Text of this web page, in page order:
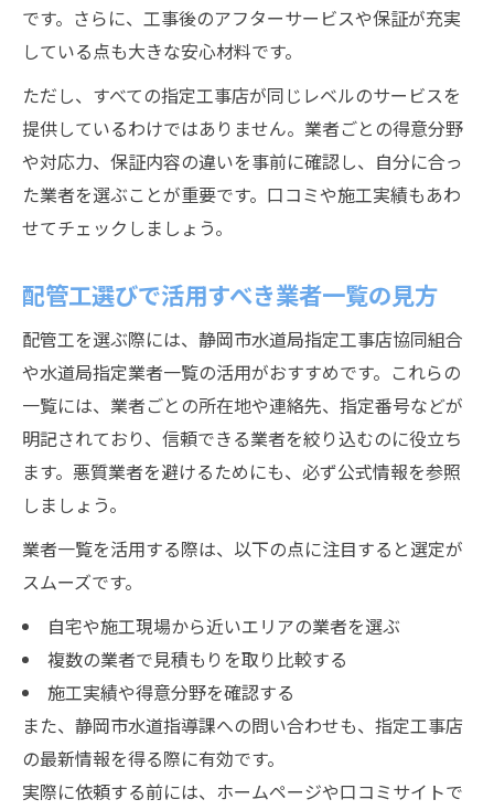
です。さらに、工事後のアフターサービスや保証が充実
している点も大きな安心材料です。
ただし、すべての指定工事店が同じレベルのサービスを
提供しているわけではありません。業者ごとの得意分野
や対応力、保証内容の違いを事前に確認し、自分に合っ
た業者を選ぶことが重要です。口コミや施工実績もあわ
せてチェックしましょう。
配管工選びで活用すべき業者一覧の見方
配管工を選ぶ際には、静岡市水道局指定工事店協同組合
や水道局指定業者一覧の活用がおすすめです。これらの
一覧には、業者ごとの所在地や連絡先、指定番号などが
明記されており、信頼できる業者を絞り込むのに役立ち
ます。悪質業者を避けるためにも、必ず公式情報を参照
しましょう。
業者一覧を活用する際は、以下の点に注目すると選定が
スムーズです。
自宅や施工現場から近いエリアの業者を選ぶ
複数の業者で見積もりを取り比較する
施工実績や得意分野を確認する
また、静岡市水道指導課への問い合わせも、指定工事店
の最新情報を得る際に有効です。
実際に依頼する前には、ホームページや口コミサイトで